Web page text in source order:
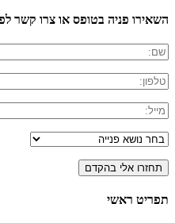
השאירו פניה בטופס או צרו קשר
תפריט ראשי